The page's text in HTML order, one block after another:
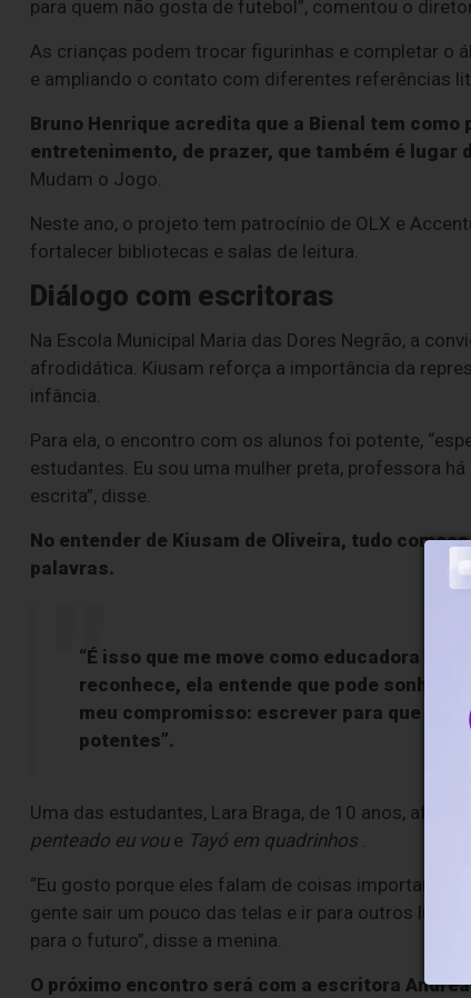
para quem não gosta de futebol”, comentou o
As crianças podem trocar figurinhas e completar o
e ampliando o contato com diferentes referências
Bruno Henrique acredita que a Bienal tem
entretenimento, de prazer, que também é lugar
Mudam o Jogo.
Neste ano, o projeto tem patrocínio de OLX e
fortalecer bibliotecas e salas de leitura.
Diálogo com escritoras
Na Escola Municipal Maria das Dores Negrão, a
afrodidática. Kiusam reforça a importância da
infância.
Para ela, o encontro com os alunos foi potente,
estudantes. Eu sou uma mulher preta, professora
escrita”, disse.
No entender de Kiusam de Oliveira, tudo
palavras.
“É isso que me move como educadora e
reconhece, ela entende que pode sonhar,
meu compromisso: escrever para que
potentes”.
Uma das estudantes, Lara Braga, de 10 anos,
penteado eu voue Tayó em quadrinhos .
“Eu gosto porque eles falam de coisas
gente sair um pouco das telas e ir para outros
para o futuro”, disse a menina.
O próximo encontro será com a escritora